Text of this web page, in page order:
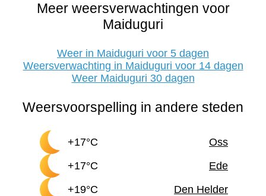
Meer weersverwachtingen voor
Maiduguri
Weer in Maiduguri voor 5 dagen
Weersverwachting in Maiduguri voor 14 dagen
Weer Maiduguri 30 dagen
Weersvoorspelling in andere steden
+17°C
Oss
+17°C
Ede
+19°C
Den Helder